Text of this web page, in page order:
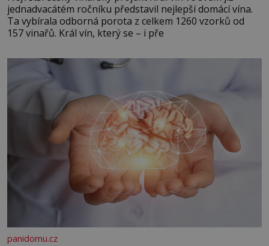
jednadvacátém ročníku představil nejlepší domácí vína.
Ta vybírala odborná porota z celkem 1260 vzorků od
157 vinařů. Král vín, který se – i pře
panidomu.cz